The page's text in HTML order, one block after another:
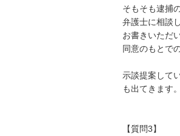
そもそも逮捕
弁護士に相談
お書きいただ
同意のもとで
示談提案して
も出てきます。
【質問3】